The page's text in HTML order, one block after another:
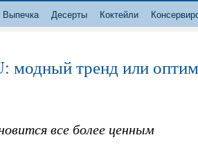
Выпечка Десерты Коктейли
модный тренд или
все более ценным